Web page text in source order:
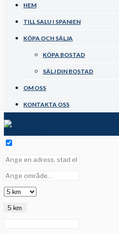
HEM
TILL SALU I SPANIEN
KÖPA OCH SÄLJA
KÖPA BOSTAD
SÄLJ DIN BOSTAD
OM OSS
KONTAKTA OSS
5 km